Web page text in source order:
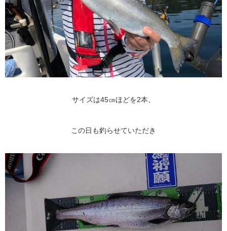
サイズは45㎝ほどを2本、
この日も釣らせていただき